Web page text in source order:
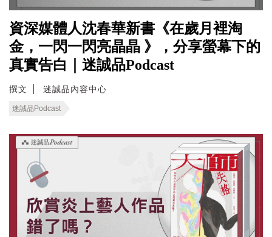
資深媒體人沈春華新書《在歲月裡淘
金，一閃一閃亮晶晶 》，分享螢幕下的
真實告白｜迷誠品Podcast
撰文 迷誠品內容中心
迷誠品Podcast